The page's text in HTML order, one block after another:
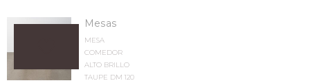
Mesas
MESA
COMEDOR
ALTO BRILLO
TAUPE DM 120